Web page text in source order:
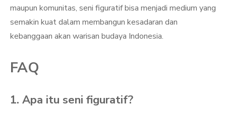
maupun komunitas, seni figuratif bisa menjadi medium yang
semakin kuat dalam membangun kesadaran dan
kebanggaan akan warisan budaya Indonesia.
FAQ
1. Apa itu seni figuratif?